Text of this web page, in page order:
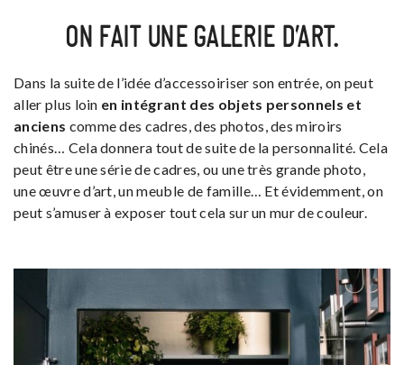
ON FAIT UNE GALERIE D’ART.
Dans la suite de l’idée d’accessoiriser son entrée, on peut
aller plus loin en intégrant des objets personnels et
anciens comme des cadres, des photos, des miroirs
chinés… Cela donnera tout de suite de la personnalité. Cela
peut être une série de cadres, ou une très grande photo,
une œuvre d’art, un meuble de famille… Et évidemment, on
peut s’amuser à exposer tout cela sur un mur de couleur.